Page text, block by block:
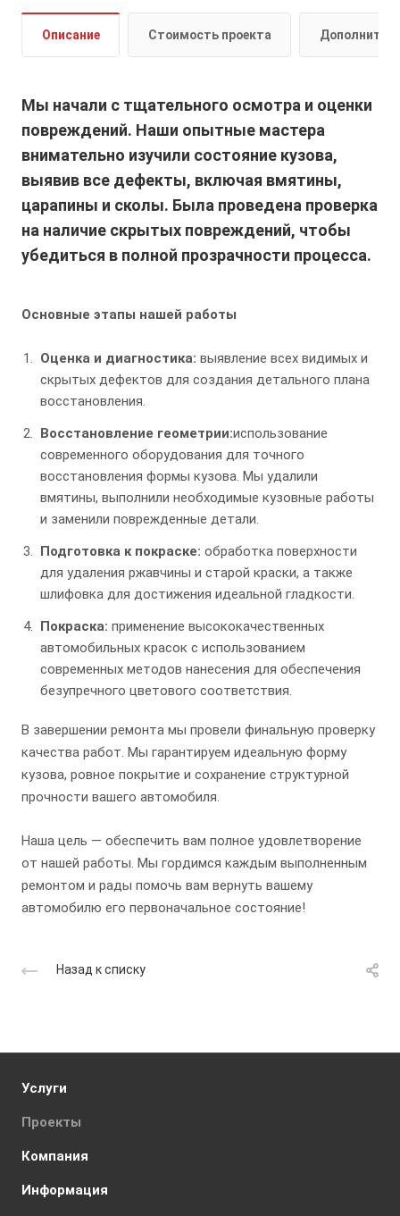
Описание Стоимость проекта
Мы начали с тщательного осмотра и оценки
повреждений. Наши опытные мастера
внимательно изучили состояние кузова,
выявив все дефекты, включая вмятины,
царапины и сколы. Была проведена проверка
на наличие скрытых повреждений, чтобы
убедиться в полной прозрачности процесса.
Основные этапы нашей работы
Оценка и диагностика: выявление всех видимых и
скрытых дефектов для создания детального плана
восстановления.
Восстановление геометрии:использование
современного оборудования для точного
восстановления формы кузова. Мы удалили
вмятины, выполнили необходимые кузовные работы
и заменили поврежденные детали.
Подготовка к покраске: обработка поверхности
для удаления ржавчины и старой краски, а также
шлифовка для достижения идеальной гладкости.
Покраска: применение высококачественных
автомобильных красок с использованием
современных методов нанесения для обеспечения
безупречного цветового соответствия.
В завершении ремонта мы провели финальную проверку
качества работ. Мы гарантируем идеальную форму
кузова, ровное покрытие и сохранение структурной
прочности вашего автомобиля.
Наша цель — обеспечить вам полное удовлетворение
от нашей работы. Мы гордимся каждым выполненным
ремонтом и рады помочь вам вернуть вашему
автомобилю его первоначальное состояние!
Назад к списку
Услуги
Проекты
Компания
Информация